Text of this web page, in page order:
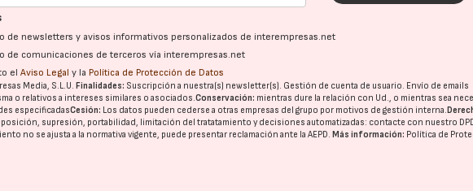
de newsletters y avisos informativos personalizados de interempresas.net
de comunicaciones de terceros vía interempresas.net
elAviso Legal y la Política de Protección de Datos
Media, S.L.U. Finalidades: Suscripción a nuestra(s) newsletter(s). Gestión de cuenta de usuario. Envío de emails
o relativos a intereses similares o asociados.Conservación: mientras dure la relación con Ud., o mientras sea
especificadasCesión: Los datos pueden cederse a otras empresas del grupo por motivos de gestión interna.
supresión, portabilidad, limitación del tratatamiento y decisiones automatizadas: contacte con nuestro
no se ajusta a la normativa vigente, puede presentar reclamación ante laAEPD. Más información: Política de
14/07/2026